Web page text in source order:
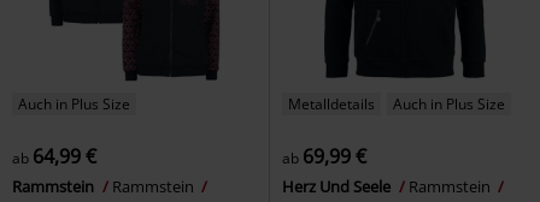
Auch in Plus Size
ab 64,99 €
Rammstein
Rammstein
Metalldetails Auch in Plus Size
ab 69,99 €
Herz Und Seele
Rammstein